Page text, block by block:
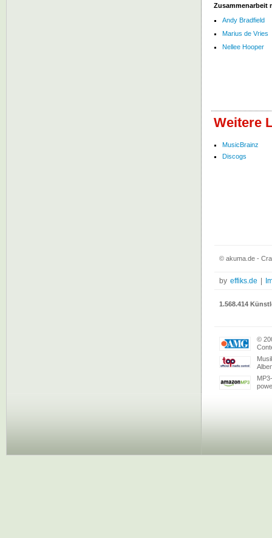
Zusammenarbeit
Andy Bradfield
Marius de Vries
Nellee Hooper
Weitere
MusicBrainz
Discogs
© akuma.de -
by effiks.de
1.568.414
©